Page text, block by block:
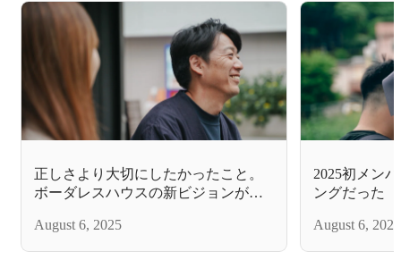
正しさより大切にしたかったこと。
ボーダレスハウスの新ビジョンがで
August 6, 2025
2025初メン
ングだった
August 6, 2025